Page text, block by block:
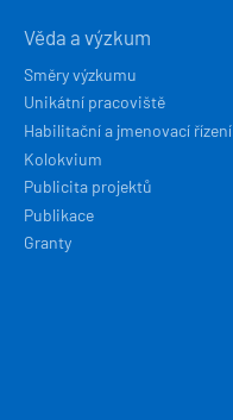
Věda a výzkum
Směry výzkumu
Unikátní pracoviště
Habilitační a jmenovací řízení
Kolokvium
Publicita projektů
Publikace
Granty